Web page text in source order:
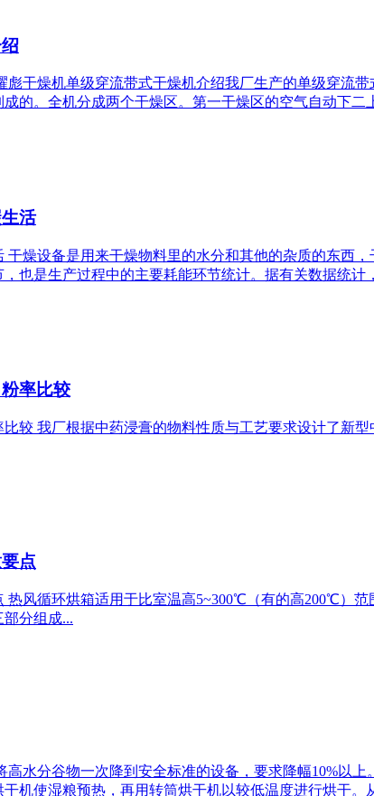
彪干燥机单级穿流带式干燥机介绍我厂生产的单级穿流
的。全机分成两个干燥区。第一干燥区的空气自动下
活
干燥设备是用来干燥物料里的水分和其他的杂质的东西
也是生产过程中的主要耗能环节统计。据有关数据统
率比较
我厂根据中药浸膏的物料性质与工艺要求设计了新
点
热风循环烘箱适用于比室温高5~300℃（有的高200℃）
分组成...
高水分谷物一次降到安全标准的设备，要求降幅10%以
机使湿粮预热，再用转筒烘干机以较低温度进行烘干